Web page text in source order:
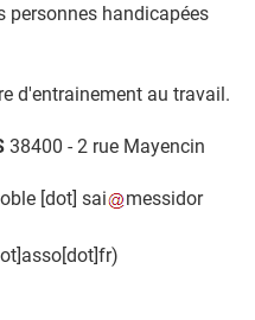
personnes handicapées
d'entrainement au travail.
38400 - 2 rue Mayencin
[dot] sai
messidor